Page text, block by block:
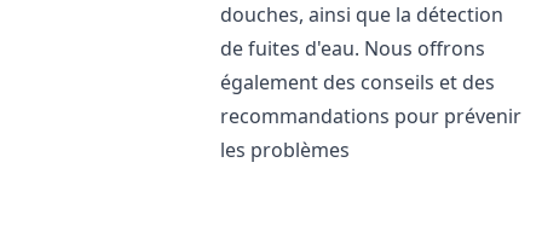
douches, ainsi que la détection
de fuites d'eau. Nous offrons
également des conseils et des
recommandations pour prévenir
les problèmes